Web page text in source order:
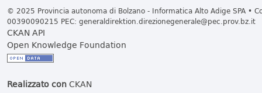
© 2025 Provincia autonoma di Bolzano - Informatica Alto Adige SPA •
00390090215 PEC: generaldirektion.direzionegenerale@pec.prov.bz.it
CKAN API
Open Knowledge Foundation
Realizzato conCKAN